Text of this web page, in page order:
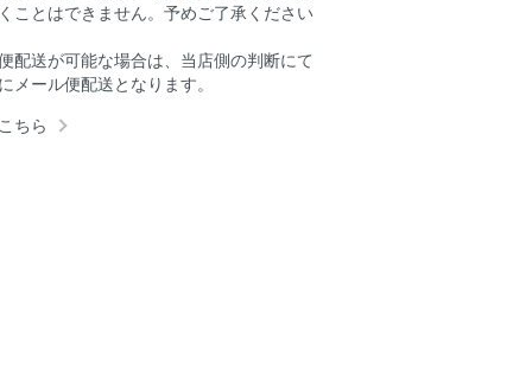
ことはできません。予めご了承ください
配送が可能な場合は、当店側の判断にて
メール便配送となります。
ちら